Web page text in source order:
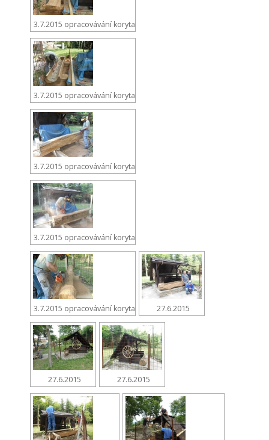
3.7.2015 opracovávání koryta
3.7.2015 opracovávání koryta
3.7.2015 opracovávání koryta
3.7.2015 opracovávání koryta
3.7.2015 opracovávání koryta 27.6.2015
27.6.2015 27.6.2015